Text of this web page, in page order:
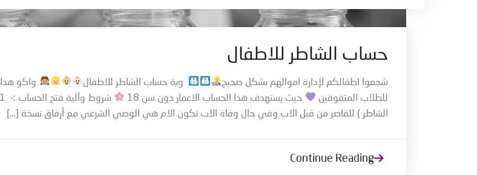
حساب الشاطر للاطفال
شجعوا اطفالكم لإدارة اموالهم بشكل صحيح وية حساب الشاطر للاطفال
واكو
للطلاب المتفوقين
حيث يستهدف هذا الحساب الاعمار دون سن 18
الشاطر ) للقاصر من قبل الاب وفي حال وفاة الاب تكون الام هي الوصي الشرعي مع أرفاق نسخة […]
Continue Reading